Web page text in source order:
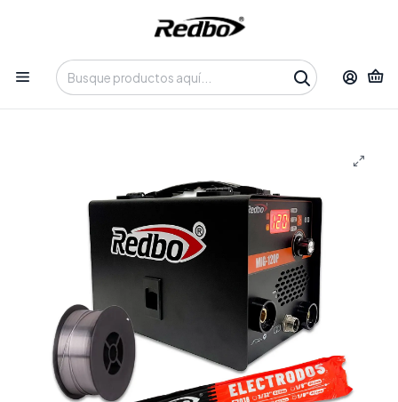
Tienda 100% Online con despacho a domicilio o retiro en
Oficina • Lun-Vie 09:30-14:00 / 15:00-17:30 • 📞 +56 9 3730 2311
Inicio Soldadoras MIG
Kit Soldadora Inversora Redbo MIG-120P 2 en 1 (MIG Sin Gas
/ MMA) + Alambre Flux y Electrodos